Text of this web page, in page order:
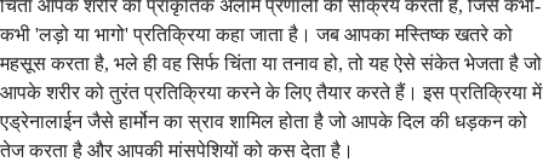
चिंता आपके शरीर की प्राकृतिक अलार्म प्रणाली को सक्रिय करती है, जिसे कभी-
कभी 'लड़ो या भागो' प्रतिक्रिया कहा जाता है। जब आपका मस्तिष्क खतरे को
महसूस करता है, भले ही वह सिर्फ चिंता या तनाव हो, तो यह ऐसे संकेत भेजता है जो
आपके शरीर को तुरंत प्रतिक्रिया करने के लिए तैयार करते हैं। इस प्रतिक्रिया में
एड्रेनालाईन जैसे हार्मोन का स्राव शामिल होता है जो आपके दिल की धड़कन को
तेज करता है और आपकी मांसपेशियों को कस देता है।